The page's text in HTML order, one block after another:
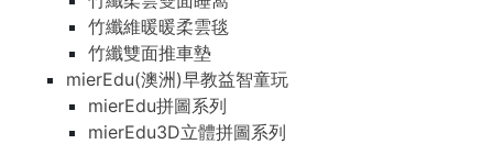
竹纖維暖暖柔雲毯
竹纖雙面推車墊
mierEdu(澳洲)早教益智童玩
mierEdu拼圖系列
mierEdu3D立體拼圖系列